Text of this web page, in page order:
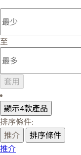
至
套用
顯示4款產品
排序條件:
推介
排序條件
推介